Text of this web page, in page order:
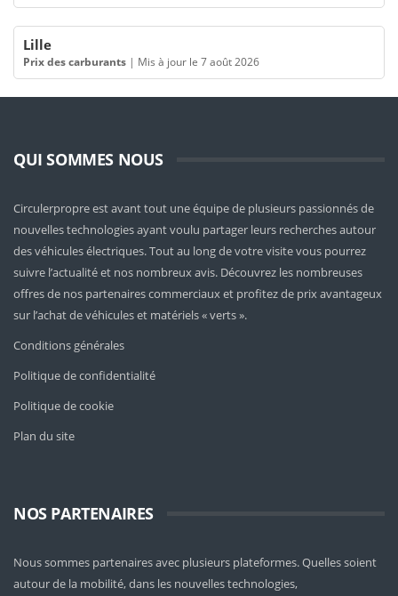
Lille
Prix des carburants | Mis à jour le 7 août 2026
QUI SOMMES NOUS
Circulerpropre est avant tout une équipe de plusieurs passionnés de
nouvelles technologies ayant voulu partager leurs recherches autour
des véhicules électriques. Tout au long de votre visite vous pourrez
suivre l’actualité et nos nombreux avis. Découvrez les nombreuses
offres de nos partenaires commerciaux et profitez de prix avantageux
sur l’achat de véhicules et matériels « verts ».
Conditions générales
Politique de confidentialité
Politique de cookie
Plan du site
NOS PARTENAIRES
Nous sommes partenaires avec plusieurs plateformes. Quelles soient
autour de la mobilité, dans les nouvelles technologies,